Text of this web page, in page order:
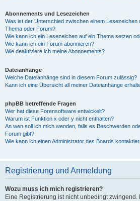
Abonnements und Lesezeichen
Was ist der Unterschied zwischen einem Lesezeichen
Thema oder Forum?
Wie kann ich ein Lesezeichen auf ein Thema setzen
Wie kann ich ein Forum abonnieren?
Wie deaktiviere ich meine Abonnements?
Dateianhänge
Welche Dateianhänge sind in diesem Forum zulässig?
Kann ich eine Übersicht all meiner Dateianhänge
phpBB betreffende Fragen
Wer hat diese Forensoftware entwickelt?
Warum ist Funktion x oder y nicht enthalten?
An wen soll ich mich wenden, falls es Beschwerden
Forum gibt?
Wie kann ich einen Administrator des Boards
Registrierung und Anmeldung
Wozu muss ich mich registrieren?
Eine Registrierung ist nicht unbedingt